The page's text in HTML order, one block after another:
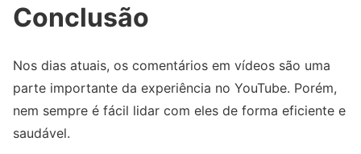
Conclusão
Nos dias atuais, os comentários em vídeos são uma
parte importante da experiência no YouTube. Porém,
nem sempre é fácil lidar com eles de forma eficiente e
saudável.